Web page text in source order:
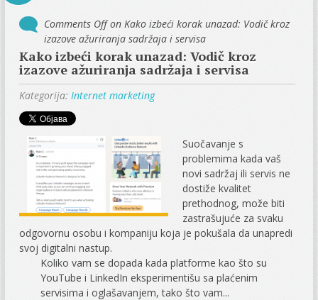
Comments Offon Kako izbeći korak unazad: Vodič kroz
izazove ažuriranja sadržaja i servisa
Kako izbeći korak unazad: Vodič kroz
izazove ažuriranja sadržaja i servisa
Kategorija: Internet marketing
Suočavanje s
problemima kada vaš
novi sadržaj ili servis ne
dostiže kvalitet
prethodnog, može biti
zastrašujuće za svaku
odgovornu osobu i kompaniju koja je pokušala da unapredi
svoj digitalni nastup.
Koliko vam se dopada kada platforme kao što su
YouTube i LinkedIn eksperimentišu sa plaćenim
servisima i oglašavanjem, tako što vam...